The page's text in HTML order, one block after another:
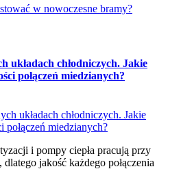
w nowoczesne bramy?
układach chłodniczych. Jakie
połączeń miedzianych?
i pompy ciepła pracują przy
jakość każdego połączenia